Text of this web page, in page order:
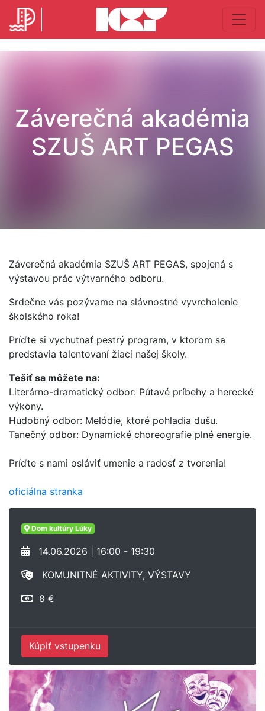
Záverečná akadémia
SZUŠ ART PEGAS
Záverečná akadémia SZUŠ ART PEGAS, spojená s
výstavou prác výtvarného odboru.
Srdečne vás pozývame na slávnostné vyvrcholenie
školského roka!
Príďte si vychutnať pestrý program, v ktorom sa
predstavia talentovaní žiaci našej školy.
Tešiť sa môžete na:
Literárno-dramatický odbor: Pútavé príbehy a herecké
výkony.
Hudobný odbor: Melódie, ktoré pohladia dušu.
Tanečný odbor: Dynamické choreografie plné energie.
Príďte s nami osláviť umenie a radosť z tvorenia!
oficiálna stranka
Dom kultúry Lúky
14.06.2026 | 16:00 - 19:30
KOMUNITNÉ AKTIVITY, VÝSTAVY
8 €
Kúpiť vstupenku